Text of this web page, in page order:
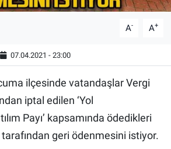
A- A+
07.04.2021 - 23:00
ilçesinde vatandaşlar Vergi
iptal edilen ‘Yol
Payı’ kapsamında ödedikleri
geri ödenmesini istiyor.